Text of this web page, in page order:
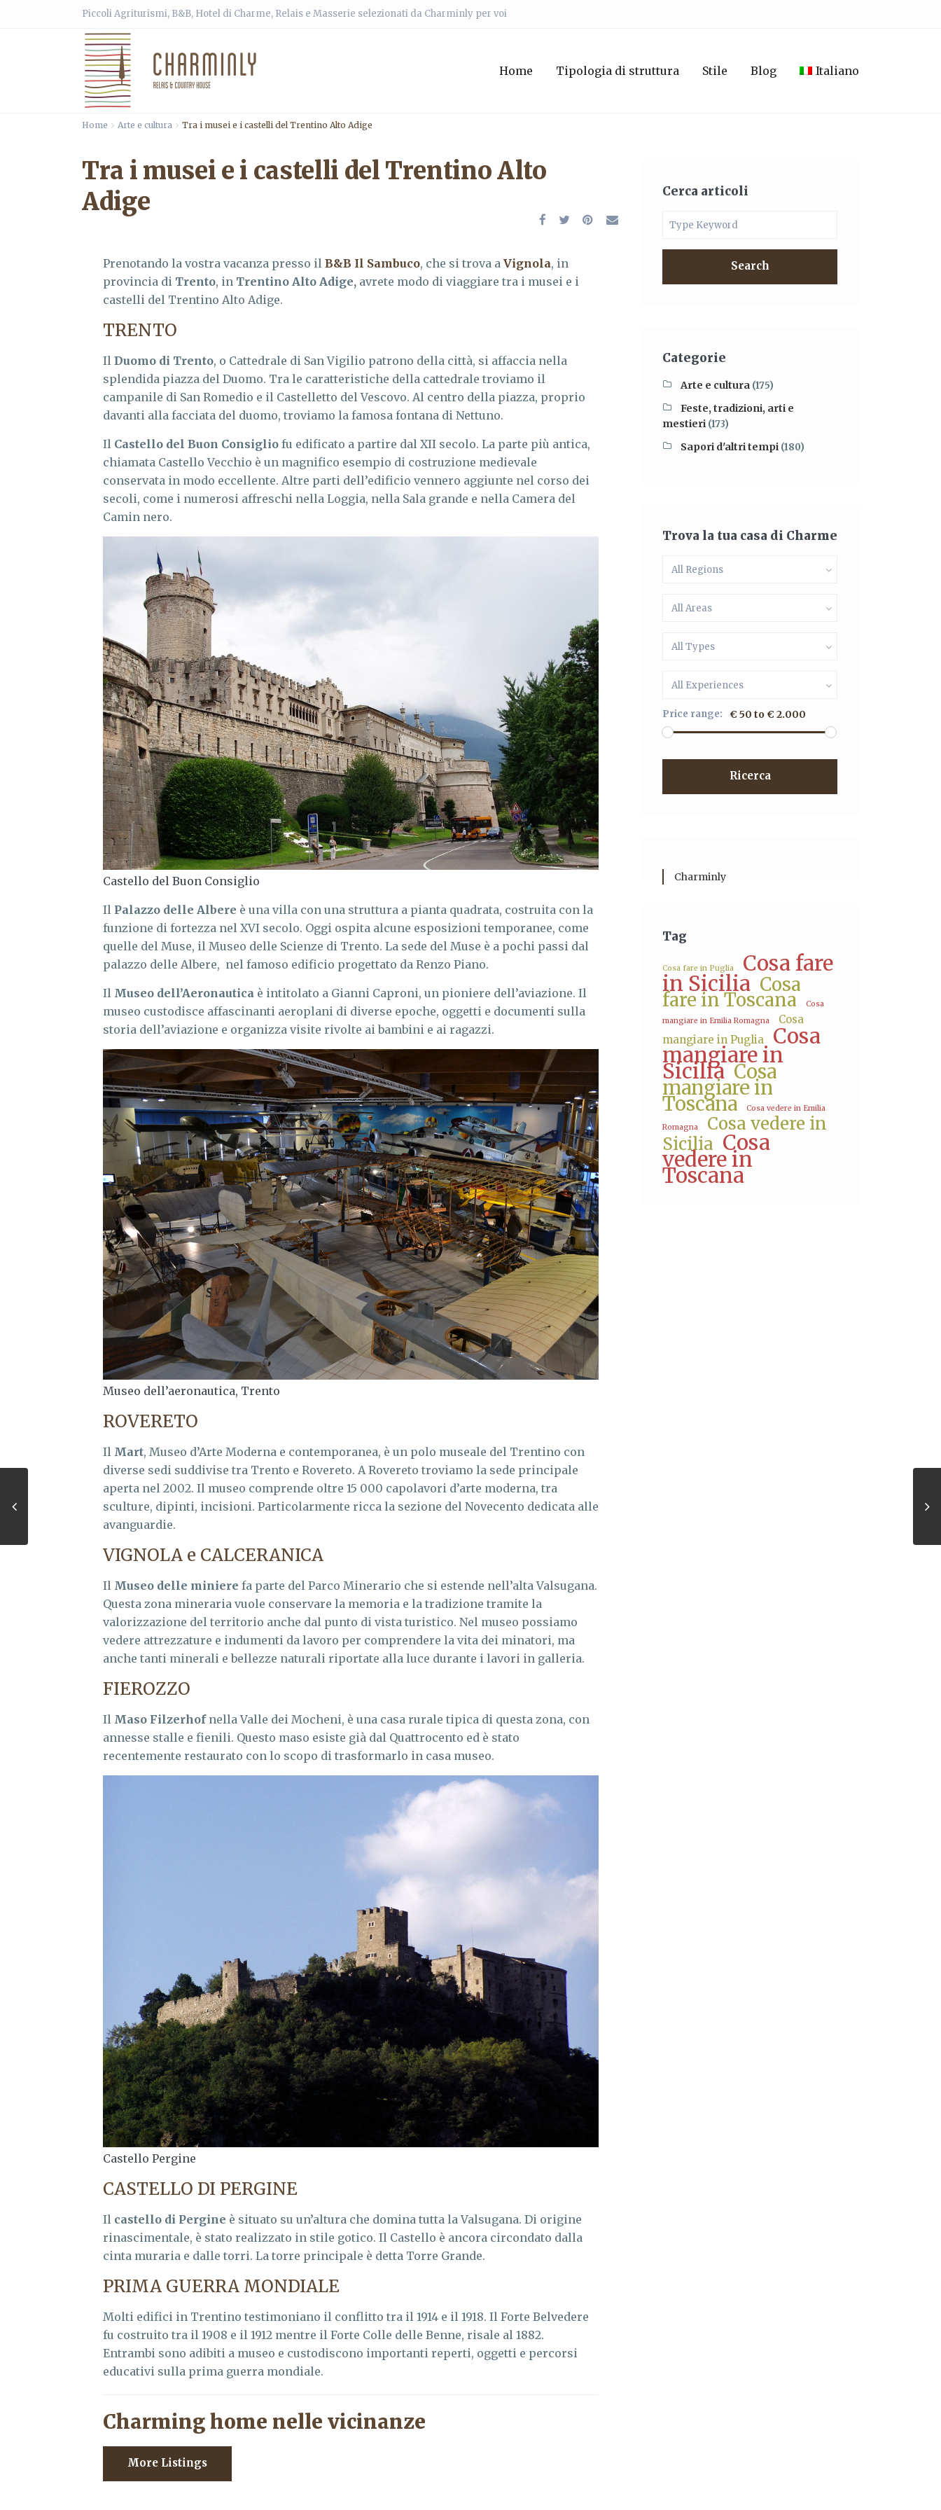
Piccoli Agriturismi, B&B, Hotel di Charme, Relais e Masserie selezionati da Charminly per voi
Home Tipologia di struttura Stile Blog Italiano
Home Arte e cultura Tra i musei e i castelli del Trentino Alto Adige
Tra i musei e i castelli del Trentino Alto
Adige
Prenotando la vostra vacanza presso il B&B Il Sambuco, che si trova a Vignola, in
provincia di Trento, in Trentino Alto Adige, avrete modo di viaggiare tra i musei e i
castelli del Trentino Alto Adige.
TRENTO
Il Duomo di Trento, o Cattedrale di San Vigilio patrono della città, si affaccia nella
splendida piazza del Duomo. Tra le caratteristiche della cattedrale troviamo il
campanile di San Romedio e il Castelletto del Vescovo. Al centro della piazza, proprio
davanti alla facciata del duomo, troviamo la famosa fontana di Nettuno.
Il Castello del Buon Consiglio fu edificato a partire dal XII secolo. La parte più antica,
chiamata Castello Vecchio è un magnifico esempio di costruzione medievale
conservata in modo eccellente. Altre parti dell’edificio vennero aggiunte nel corso dei
secoli, come i numerosi affreschi nella Loggia, nella Sala grande e nella Camera del
Camin nero.
Castello del Buon Consiglio
Il Palazzo delle Albere è una villa con una struttura a pianta quadrata, costruita con la
funzione di fortezza nel XVI secolo. Oggi ospita alcune esposizioni temporanee, come
quelle del Muse, il Museo delle Scienze di Trento. La sede del Muse è a pochi passi dal
palazzo delle Albere, nel famoso edificio progettato da Renzo Piano.
Il Museo dell’Aeronautica è intitolato a Gianni Caproni, un pioniere dell’aviazione. Il
museo custodisce affascinanti aeroplani di diverse epoche, oggetti e documenti sulla
storia dell’aviazione e organizza visite rivolte ai bambini e ai ragazzi.
Museo dell’aeronautica, Trento
ROVERETO
Il Mart, Museo d’Arte Moderna e contemporanea, è un polo museale del Trentino con
diverse sedi suddivise tra Trento e Rovereto. A Rovereto troviamo la sede principale
aperta nel 2002. Il museo comprende oltre 15 000 capolavori d’arte moderna, tra
sculture, dipinti, incisioni. Particolarmente ricca la sezione del Novecento dedicata alle
avanguardie.
VIGNOLA e CALCERANICA
Il Museo delle miniere fa parte del Parco Minerario che si estende nell’alta Valsugana.
Questa zona mineraria vuole conservare la memoria e la tradizione tramite la
valorizzazione del territorio anche dal punto di vista turistico. Nel museo possiamo
vedere attrezzature e indumenti da lavoro per comprendere la vita dei minatori, ma
anche tanti minerali e bellezze naturali riportate alla luce durante i lavori in galleria.
FIEROZZO
Il Maso Filzerhofnella Valle dei Mocheni, è una casa rurale tipica di questa zona, con
annesse stalle e fienili. Questo maso esiste già dal Quattrocento ed è stato
recentemente restaurato con lo scopo di trasformarlo in casa museo.
Castello Pergine
CASTELLO DI PERGINE
Il castello di Pergine è situato su un’altura che domina tutta la Valsugana. Di origine
rinascimentale, è stato realizzato in stile gotico. Il Castello è ancora circondato dalla
cinta muraria e dalle torri. La torre principale è detta Torre Grande.
PRIMA GUERRA MONDIALE
Molti edifici in Trentino testimoniano il conflitto tra il 1914 e il 1918. Il Forte Belvedere
fu costruito tra il 1908 e il 1912 mentre il Forte Colle delle Benne, risale al 1882.
Entrambi sono adibiti a museo e custodiscono importanti reperti, oggetti e percorsi
educativi sulla prima guerra mondiale.
Charming home nelle vicinanze
More Listings
Cerca articoli
Search
Categorie
Arte e cultura (175)
Feste, tradizioni, arti e
mestieri (173)
Sapori d'altri tempi (180)
Trova la tua casa di Charme
All Regions
All Areas
All Types
All Experiences
Price range: € 50 to € 2.000
Ricerca
Charminly
Tag
Cosa fare in Puglia Cosa fare
in Sicilia Cosa
fare in Toscana
Cosa
mangiare in Emilia Romagna
Cosa
mangiare in Puglia
Cosa
mangiare in
Sicilia Cosa
mangiare in
Toscana Cosa vedere in Emilia
Romagna
Cosa vedere in
Sicilia Cosa
vedere in
Toscana